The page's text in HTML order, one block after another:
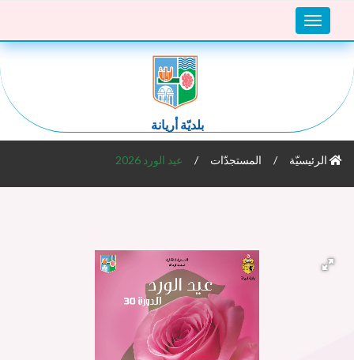
Toggle
navigation
بلديّة أريانة
الرئيسيّة المستجدّات عيد الورد 2026